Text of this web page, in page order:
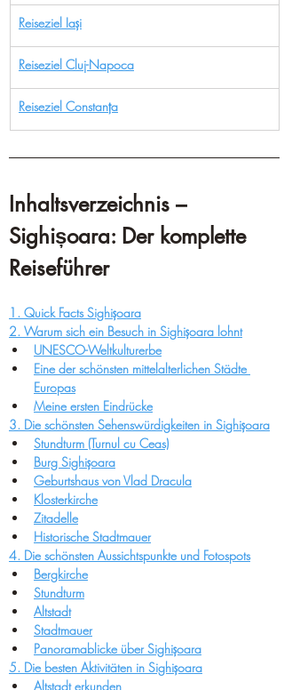
Reiseziel Iași
Reiseziel Cluj-Napoca
Reiseziel Constanța
Inhaltsverzeichnis –
Sighișoara: Der komplette
Reiseführer
1. Quick Facts Sighișoara
2. Warum sich ein Besuch in Sighișoara lohnt
UNESCO-Weltkulturerbe
Eine der schönsten mittelalterlichen Städte
Europas
Meine ersten Eindrücke
3. Die schönsten Sehenswürdigkeiten in Sighișoara
Stundturm (Turnul cu Ceas)
Burg Sighișoara
Geburtshaus von Vlad Dracula
Klosterkirche
Zitadelle
Historische Stadtmauer
4. Die schönsten Aussichtspunkte und Fotospots
Bergkirche
Stundturm
Altstadt
Stadtmauer
Panoramablicke über Sighișoara
5. Die besten Aktivitäten in Sighișoara
Altstadt erkunden